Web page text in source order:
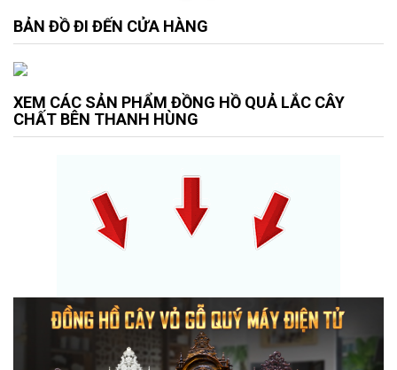
BẢN ĐỒ ĐI ĐẾN CỬA HÀNG
XEM CÁC SẢN PHẨM ĐỒNG HỒ QUẢ LẮC CÂY
CHẤT BÊN THANH HÙNG